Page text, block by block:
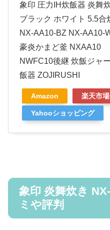
象印 圧力IH炊飯器 炎舞
ブラック ホワイト 5.5合
NX-AA10-BZ NX-AA10-
豪炎かまど釜 NXAA10
NWFC10後継 炊飯ジャ
飯器 ZOJIRUSHI
Amazon 楽天市場
Yahooショッピング
象印 炎舞炊き
ミや評判